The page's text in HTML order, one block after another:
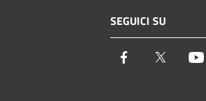
SEGUICI SU
Facebook Twitter